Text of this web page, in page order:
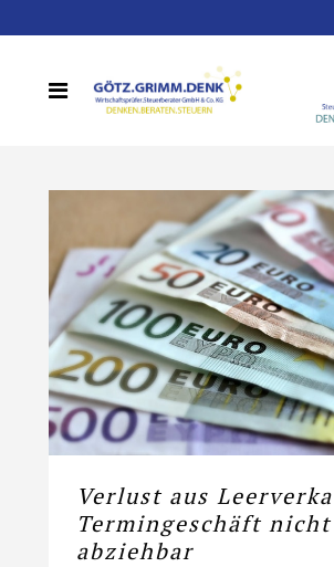
Verlust aus
Termingeschäft nicht
abziehbar